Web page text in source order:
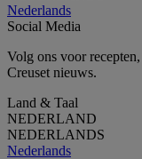
Nederlands
Social Media
Volg ons voor
Creuset nieuws.
Land & Taal
NEDERLAND
NEDERLANDS
Nederlands